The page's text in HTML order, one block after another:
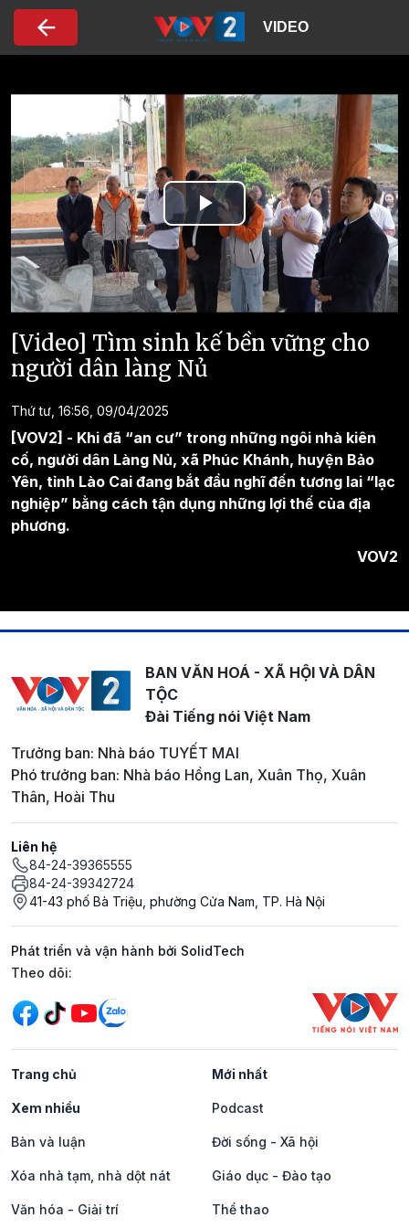
Nhảy đến nội dung
VIDEO
Play
Video
[Video] Tìm sinh kế bền vững cho
người dân làng Nủ
Thứ tư, 16:56, 09/04/2025
[VOV2] - Khi đã “an cư” trong những ngôi nhà kiên
cố, người dân Làng Nủ, xã Phúc Khánh, huyện Bảo
Yên, tỉnh Lào Cai đang bắt đầu nghĩ đến tương lai “lạc
nghiệp” bằng cách tận dụng những lợi thế của địa
phương.
VOV2
BAN VĂN HOÁ - XÃ HỘI VÀ DÂN
TỘC
Đài Tiếng nói Việt Nam
Trưởng ban: Nhà báo TUYẾT MAI
Phó trưởng ban: Nhà báo Hồng Lan, Xuân Thọ, Xuân
Thân, Hoài Thu
Liên hệ
84-24-39365555
84-24-39342724
41-43 phố Bà Triệu, phường Cửa Nam, TP. Hà Nội
Phát triển và vận hành bởi SolidTech
Mạng xã hội
Theo dõi:
Trang chủ Mới nhất
Xem nhiều Podcast
Bàn và luận Đời sống - Xã hội
Xóa nhà tạm, nhà dột nát Giáo dục - Đào tạo
Văn hóa - Giải trí Thể thao